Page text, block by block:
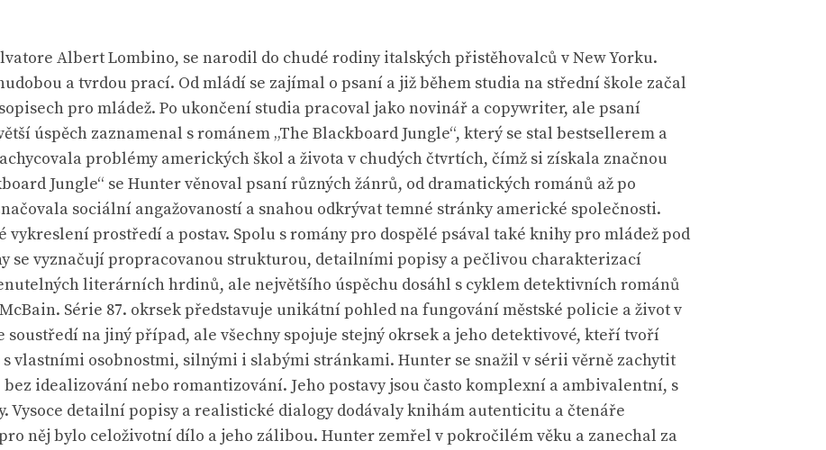
Albert Lombino, se narodil do chudé rodiny italských přistěhovalců v New Yorku.
a tvrdou prací. Od mládí se zajímal o psaní a již během studia na střední škole začal
pro mládež. Po ukončení studia pracoval jako novinář a copywriter, ale psaní
úspěch zaznamenal s románem „The Blackboard Jungle“, který se stal bestsellerem a
problémy amerických škol a života v chudých čtvrtích, čímž si získala značnou
Jungle“ se Hunter věnoval psaní různých žánrů, od dramatických románů až po
sociální angažovaností a snahou odkrývat temné stránky americké společnosti.
prostředí a postav. Spolu s romány pro dospělé psával také knihy pro mládež pod
se vyznačují propracovanou strukturou, detailními popisy a pečlivou charakterizací
literárních hrdinů, ale největšího úspěchu dosáhl s cyklem detektivních románů
Série 87. okrsek představuje unikátní pohled na fungování městské policie a život v
soustředí na jiný případ, ale všechny spojuje stejný okrsek a jeho detektivové, kteří tvoří
vlastními osobnostmi, silnými i slabými stránkami. Hunter se snažil v sérii věrně zachytit
idealizování nebo romantizování. Jeho postavy jsou často komplexní a ambivalentní, s
Vysoce detailní popisy a realistické dialogy dodávaly knihám autenticitu a čtenáře
něj bylo celoživotní dílo a jeho zálibou. Hunter zemřel v pokročilém věku a zanechal za